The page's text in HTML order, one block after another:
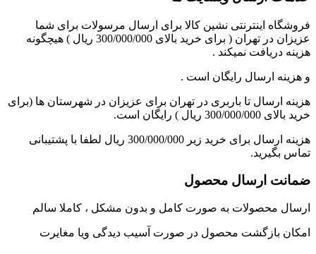
فروشگاه اینترنتی نشین کالا برای ارسال مرسولات برای شما
عزیزان در تهران ( برای خرید بالای 300/000/000 ریال ) هیچگونه
هزینه دریافت نمیکند .
و هزینه ارسال رایگان است .
هزینه ارسال تا باربری در تهران برای عزیزان در شهرستان ها (برای
خرید بالای 300/000/000 ریال ) رایگان است.
هزینه ارسال برای خرید زیر 300/000/000 ریال لطفا با پشتیبانی
تماس بگیرید.
ضمانت ارسال محصول
ارسال محصولات به صورت کامل و بدون مشکل ، کاملا سالم
امکان بازگشت محصول در صورت آسیب دیدگی ویا مغایرت